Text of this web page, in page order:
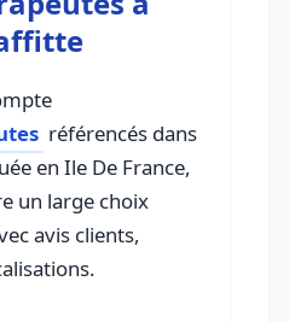
référencés dans
en Ile De France,
un large choix
avis clients,